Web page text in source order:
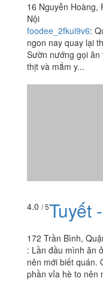
16 Nguyễn Hoàng,
Nội
foodee_2fkui9v6:
ngon nay quay lại
Sườn nướng gọi
thịt và mắm y...
4.0 / 5Tuyết
172 Trần Bình,
: Lần đầu mình ăn
nên mới biết quán.
phần vỉa hè to nên